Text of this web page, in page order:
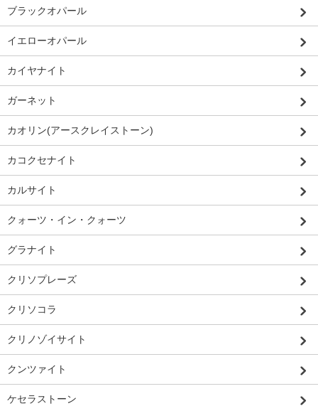
ブラックオパール
イエローオパール
カイヤナイト
ガーネット
カオリン(アースクレイストーン)
カコクセナイト
カルサイト
クォーツ・イン・クォーツ
グラナイト
クリソプレーズ
クリソコラ
クリノゾイサイト
クンツァイト
ケセラストーン